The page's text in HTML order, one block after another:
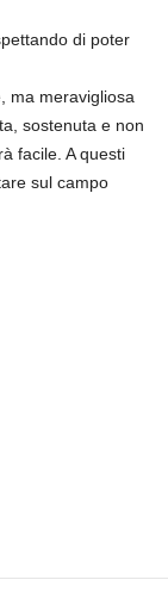
di poter
ma meravigliosa
sostenuta e non
facile. A questi
sul campo